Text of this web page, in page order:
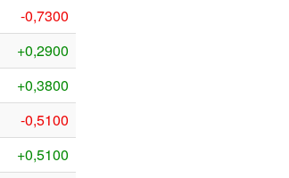
-0,7300
+0,2900
+0,3800
-0,5100
+0,5100